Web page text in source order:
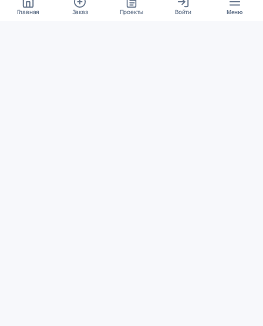
Главная Заказ Проекты Войти Меню